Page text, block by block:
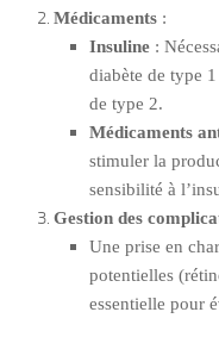
Médicaments :
Insuline :
diabète de type
de type 2.
Médicaments
stimuler la
sensibilité à
Gestion des
Une prise en
potentielles
essentielle pour